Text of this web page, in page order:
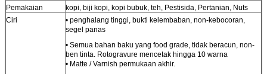
Pemakaian
kopi, biji kopi, kopi bubuk, teh, Pestisida, Pertanian, Nuts
Ciri
• penghalang tinggi, bukti kelembaban, non-kebocoran,
segel panas
• Semua bahan baku yang food grade, tidak beracun, non-
ben tinta. Rotogravure mencetak hingga 10 warna
• Matte / Varnish permukaan akhir.